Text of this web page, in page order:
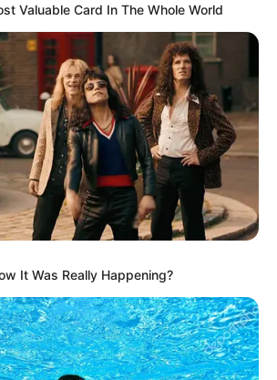
Valuable Card In The Whole World
It Was Really Happening?